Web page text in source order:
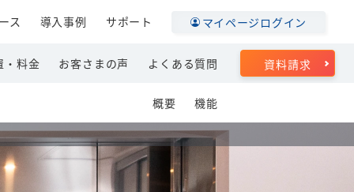
・料金 お客さまの声 よくある質問 資料請求
ス 導入事例 サポート マイページログイン
概要 機能